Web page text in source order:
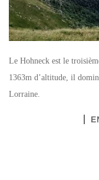
Le Hohneck est le
1363m d’altitude, il
Lorraine.